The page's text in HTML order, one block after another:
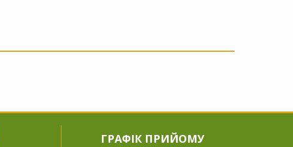
ГРАФІК ПРИЙОМУ